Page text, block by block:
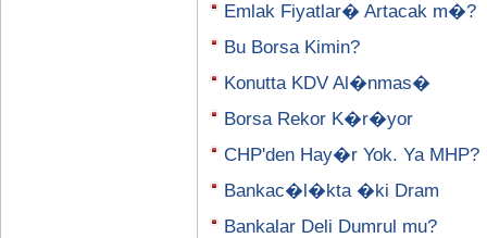
Emlak Fiyatlar� Artacak m�?
Bu Borsa Kimin?
Konutta KDV Al�nmas�
Borsa Rekor K�r�yor
CHP'den Hay�r Yok. Ya MHP?
Bankac�l�kta �ki Dram
Bankalar Deli Dumrul mu?